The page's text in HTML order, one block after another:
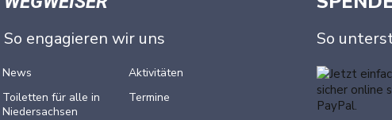
So engagieren wir uns
News
Toiletten für alle in
Nieder­sachsen
Aktivitäten
Termine
So